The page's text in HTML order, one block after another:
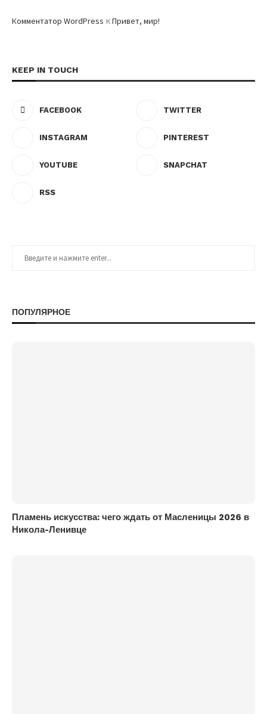
Комментатор WordPress кПривет, мир!
KEEP IN TOUCH
FACEBOOK TWITTER
INSTAGRAM PINTEREST
YOUTUBE SNAPCHAT
RSS
ПОПУЛЯРНОЕ
Пламень искусства: чего ждать от Масленицы 2026 в
Никола-Ленивце